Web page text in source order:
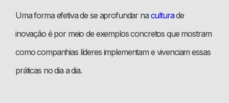
Uma forma efetiva de se aprofundar na culturade
inovação é por meio de exemplos concretos que mostram
como companhias líderes implementam e vivenciam essas
práticas no dia a dia.